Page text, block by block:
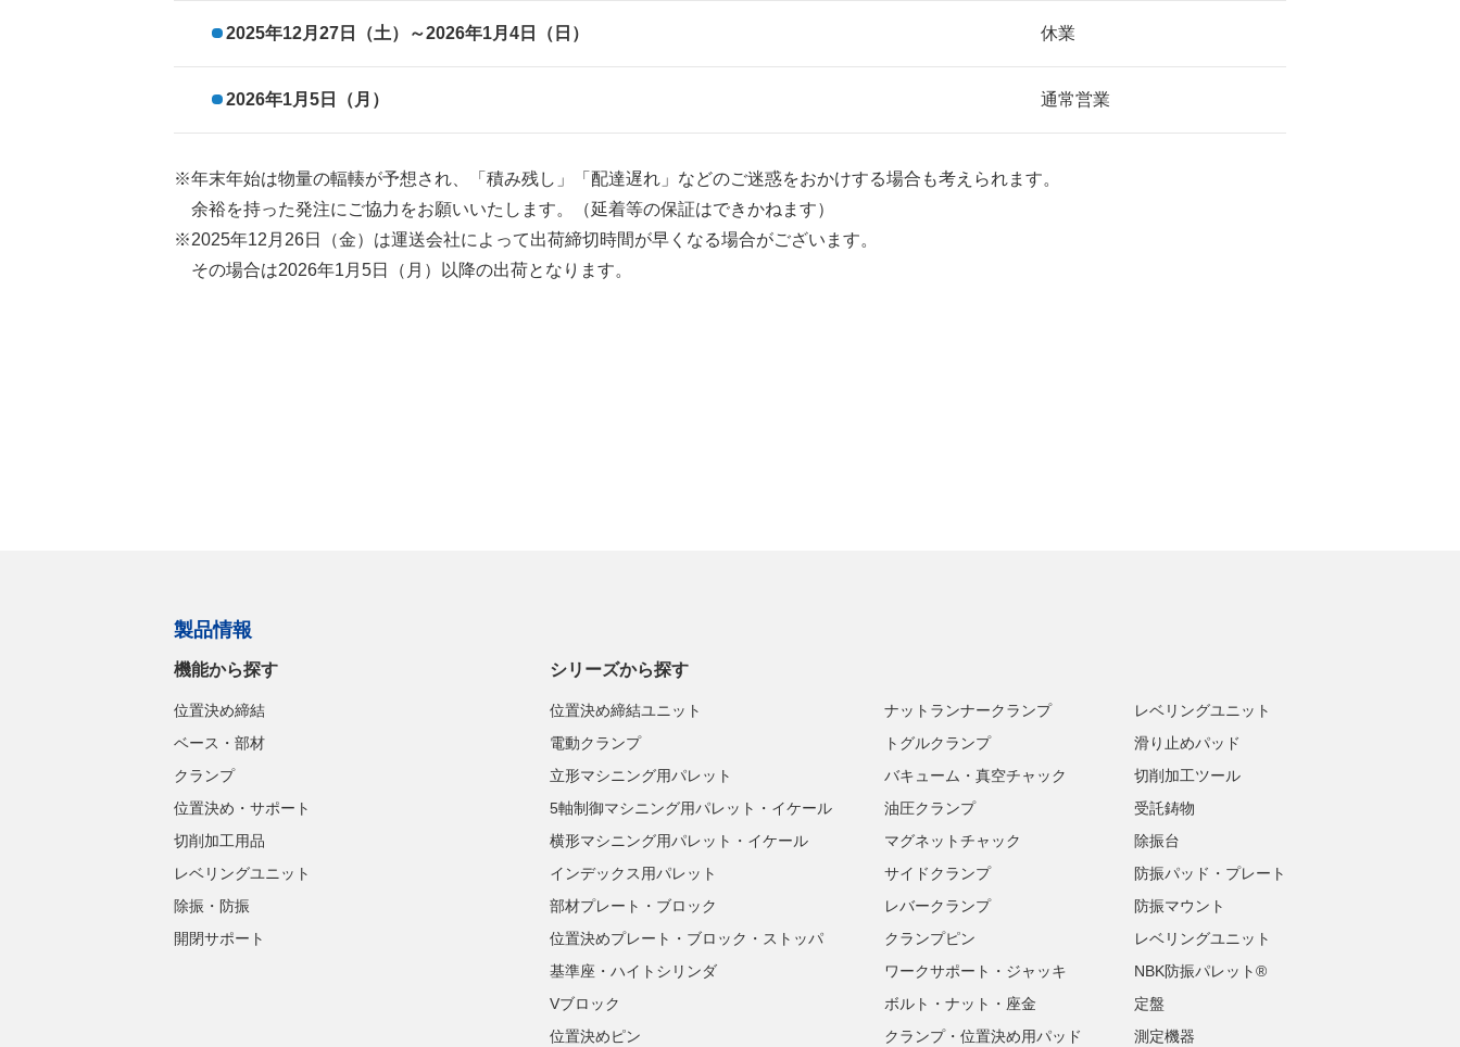
2025年12月27日（土）～2026年1月4日（日） 休業
2026年1月5日（月） 通常営業
※年末年始は物量の輻輳が予想され、「積み残し」「配達遅れ」などのご迷惑をおかけする場合も考えられます。
余裕を持った発注にご協力をお願いいたします。（延着等の保証はできかねます）
※2025年12月26日（金）は運送会社によって出荷締切時間が早くなる場合がございます。
その場合は2026年1月5日（月）以降の出荷となります。
製品情報
機能から探す
位置決め締結
ベース・部材
クランプ
位置決め・サポート
切削加工用品
レベリングユニット
除振・防振
開閉サポート
シリーズから探す
位置決め締結ユニット
電動クランプ
立形マシニング用パレット
5軸制御マシニング用パレット・イケール
横形マシニング用パレット・イケール
インデックス用パレット
部材プレート・ブロック
位置決めプレート・ブロック・ストッパ
基準座・ハイトシリンダ
Vブロック
位置決めピン
ナットランナークランプ
トグルクランプ
バキューム・真空チャック
油圧クランプ
マグネットチャック
サイドクランプ
レバークランプ
クランプピン
ワークサポート・ジャッキ
ボルト・ナット・座金
クランプ・位置決め用パッド
レベリングユニット
滑り止めパッド
切削加工ツール
受託鋳物
除振台
防振パッド・プレート
防振マウント
レベリングユニット
NBK防振パレット®
定盤
測定機器